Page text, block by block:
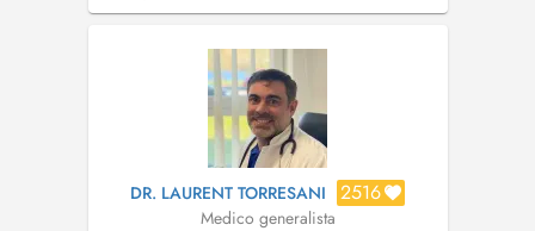
DR. LAURENT TORRESANI 2516
Medico generalista